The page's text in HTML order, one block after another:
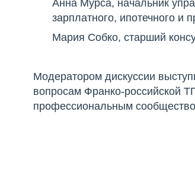
Анна Мурса, начальник
зарплатного, ипотечного и
Мария Собко, старший
Модератором дискуссии
вопросам Франко-российской
профессиональным